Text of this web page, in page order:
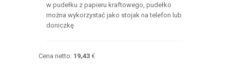
w pudełku z papieru kraftowego, pudełko
można wykorzystać jako stojak na telefon lub
doniczkę
Cena netto: 19,43€